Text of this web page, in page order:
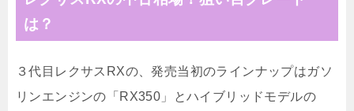
は？
３代目レクサスRXの、発売当初のラインナップはガソ
リンエンジンの「RX350」とハイブリッドモデルの